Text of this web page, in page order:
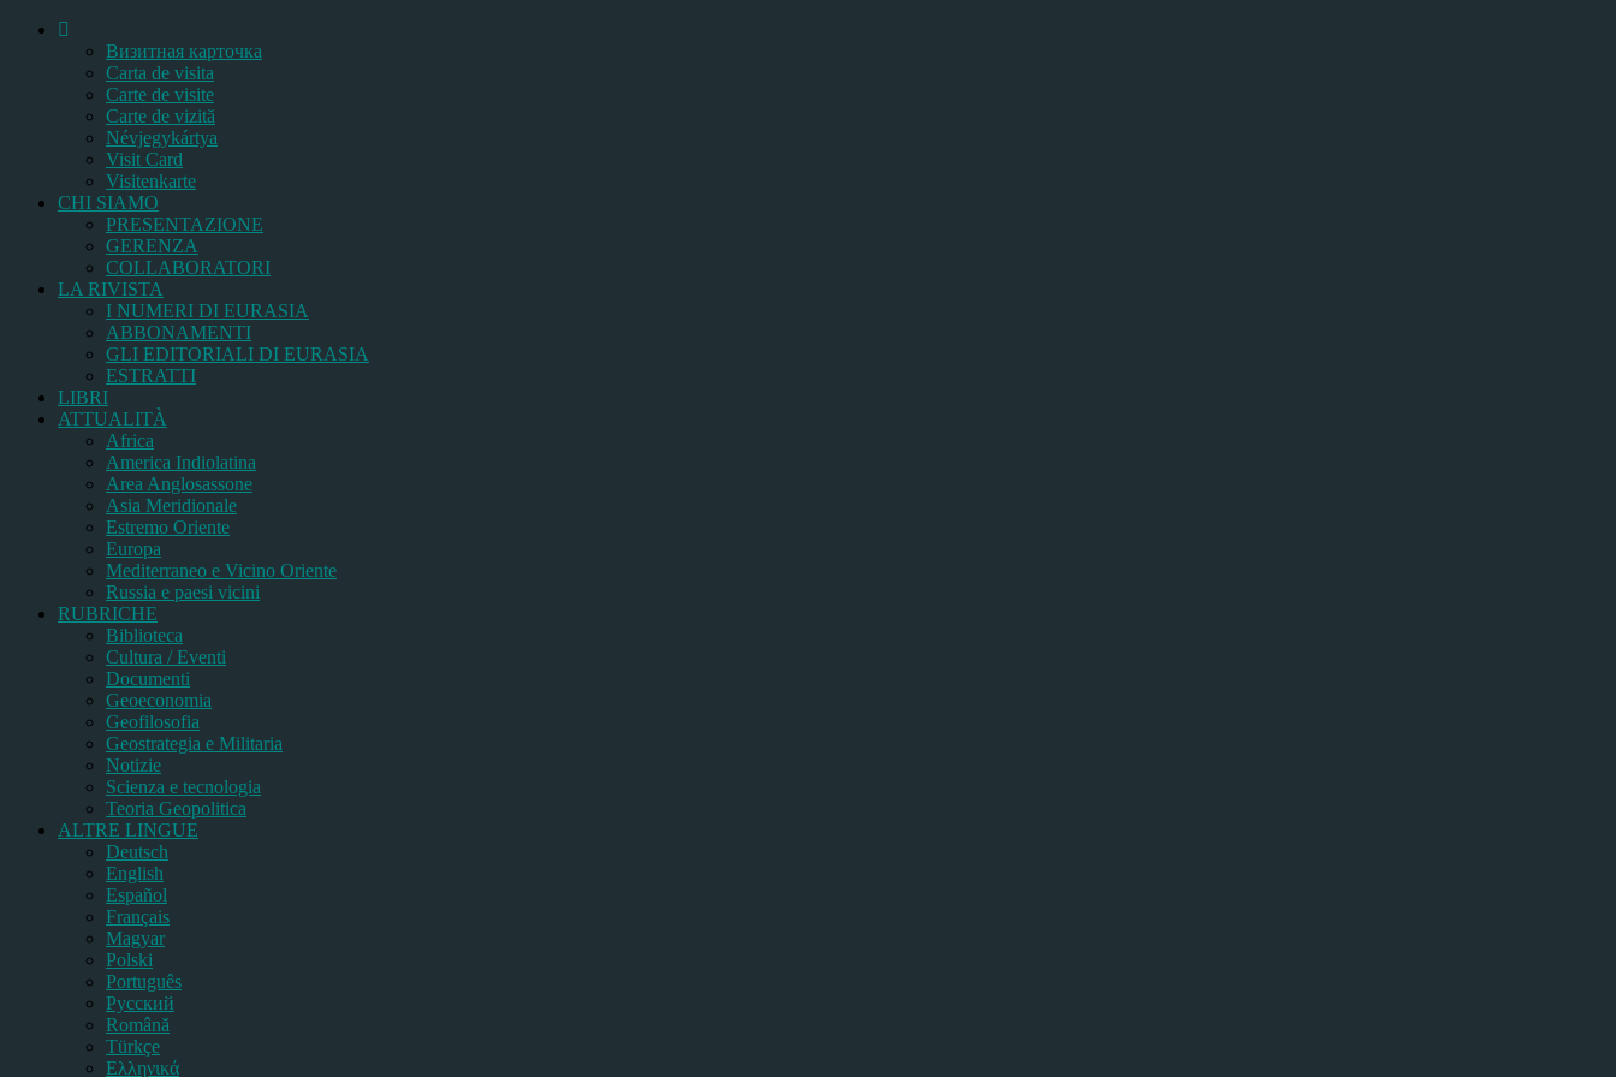
Bизитная карточка
Carta de visita
Carte de visite
Carte de vizită
Névjegykártya
Visit Card
Visitenkarte
CHI SIAMO
PRESENTAZIONE
GERENZA
COLLABORATORI
LA RIVISTA
I NUMERI DI EURASIA
ABBONAMENTI
GLI EDITORIALI DI EURASIA
ESTRATTI
LIBRI
ATTUALITÀ
Africa
America Indiolatina
Area Anglosassone
Asia Meridionale
Estremo Oriente
Europa
Mediterraneo e Vicino Oriente
Russia e paesi vicini
RUBRICHE
Biblioteca
Cultura / Eventi
Documenti
Geoeconomia
Geofilosofia
Geostrategia e Militaria
Notizie
Scienza e tecnologia
Teoria Geopolitica
ALTRE LINGUE
Deutsch
English
Español
Français
Magyar
Polski
Português
Pусский
Română
Türkçe
Ελληνικά